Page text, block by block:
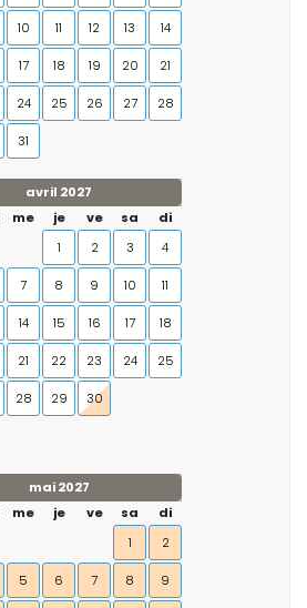
10 11 12 13 14
17 18 19 20 21
24 25 26 27 28
31
avril 2027
me je ve sa
di
1
2 3 4
7 8 9 10 11
14 15 16 17 18
21 22 23 24 25
28 29 30
mai 2027
me je ve sa
di
1
2
5 6 7 8 9